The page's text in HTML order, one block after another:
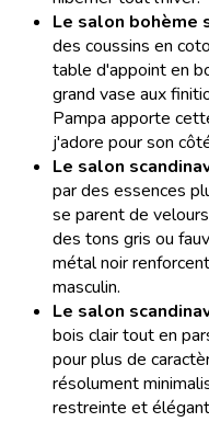
Le salon bohème
des coussins en
table d'appoint en
grand vase aux
Pampa apporte
j'adore pour son
Le salon
par des essences
se parent de
des tons gris ou
métal noir
masculin.
Le salon
bois clair tout en
pour plus de
résolument
restreinte et